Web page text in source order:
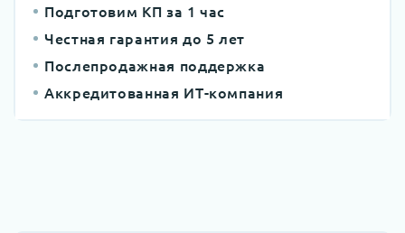
Подготовим КП за 1 час
Честная гарантия до 5 лет
Послепродажная поддержка
Аккредитованная ИТ-компания